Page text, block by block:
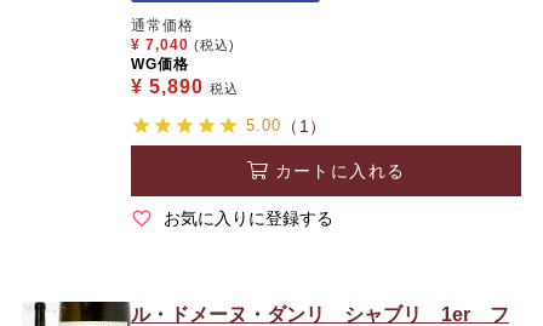
通常価格
¥ 7,040 (税込)
WG価格
¥ 5,890 税込
5.00 （1）
カートに入れる
お気に入りに登録する
ル・ドメーヌ・ダンリ シャブリ 1er フ